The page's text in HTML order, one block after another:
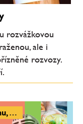
rozvážkovou
ale i
rozvozy.
Aleš Půta: Vzdáváme hold někomu, kdo byl tak trochu barový povaleč – profesionál